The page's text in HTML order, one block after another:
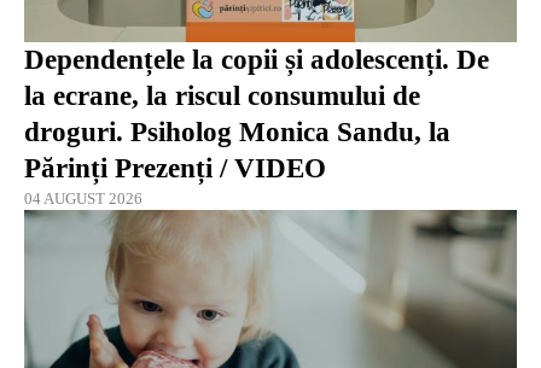
Dependențele la copii și adolescenți. De
la ecrane, la riscul consumului de
droguri. Psiholog Monica Sandu, la
Părinți Prezenți / VIDEO
04 AUGUST 2026